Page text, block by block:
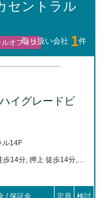
セントラル
ルオフィス取り扱い会社 1件
イグレードビ
ル14F
歩14分, 押上 徒歩14分,
西大島 徒歩20分